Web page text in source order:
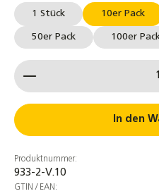
1 Stück 10er Pack
50er Pack 100er
Produkt Anzahl: Gib
In den
Produktnummer:
933-2-V.10
GTIN / EAN: